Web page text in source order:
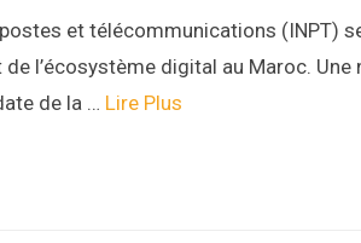
et télécommunications (INPT)
l’écosystème digital au Maroc.
de la … Lire Plus